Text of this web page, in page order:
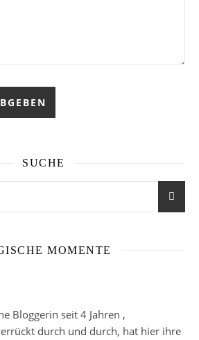
SUCHE
MOMENTE
Bloggerin seit 4 Jahren ,
durch und durch, hat hier ihre